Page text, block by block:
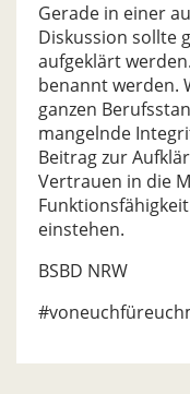
Gerade in einer
Diskussion sollte
aufgeklärt
benannt werden.
ganzen
mangelnde
Beitrag zur
Vertrauen in die
einstehen.
BSBD NRW